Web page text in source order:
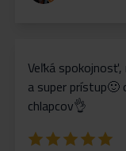
Veľká spokojnosť,
a super prístup🙂
chlapcov👌